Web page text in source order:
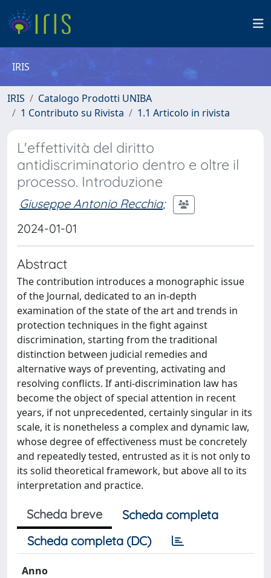
IRIS
IRIS
Catalogo Prodotti UNIBA
1 Contributo su Rivista
1.1 Articolo in rivista
L'effettività del diritto
antidiscriminatorio dentro e oltre il
processo. Introduzione
Giuseppe Antonio Recchia;
2024-01-01
Abstract
The contribution introduces a monographic issue
of the Journal, dedicated to an in-depth
examination of the state of the art and trends in
protection techniques in the fight against
discrimination, starting from the traditional
distinction between judicial remedies and
alternative ways of preventing, activating and
resolving conflicts. If anti-discrimination law has
become the object of special attention in recent
years, if not unprecedented, certainly singular in its
scale, it is nonetheless a complex and dynamic law,
whose degree of effectiveness must be concretely
and repeatedly tested, entrusted as it is not only to
its solid theoretical framework, but above all to its
interpretation and practice.
Scheda breve
Scheda completa
Scheda completa (DC)
Anno